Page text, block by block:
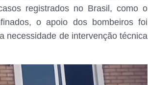
registrados no Brasil, como o
o apoio dos bombeiros foi
necessidade de intervenção técnica